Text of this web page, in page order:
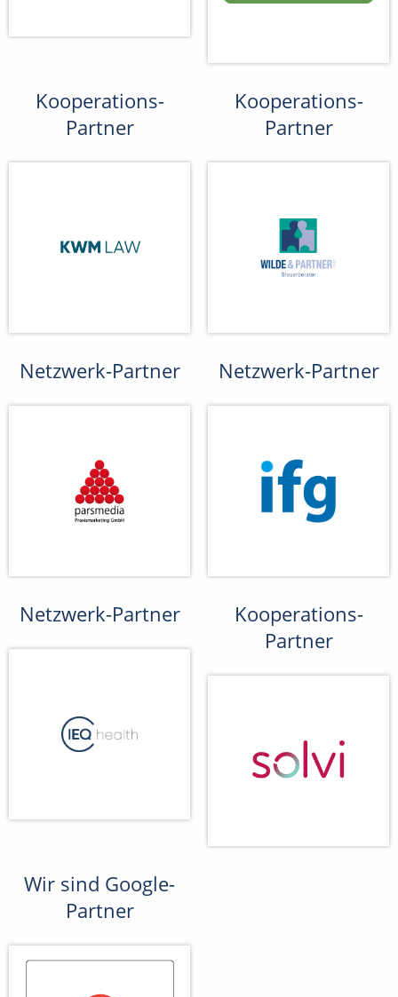
Kooperations-
Partner
Kooperations-
Partner
Netzwerk-Partner Netzwerk-Partner
Netzwerk-Partner
Kooperations-
Partner
Wir sind Google-
Partner